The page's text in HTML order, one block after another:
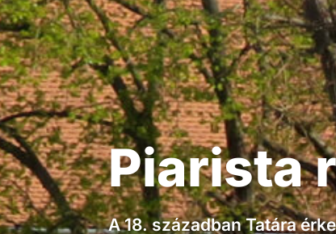
Piarista
A 18. században Tatára